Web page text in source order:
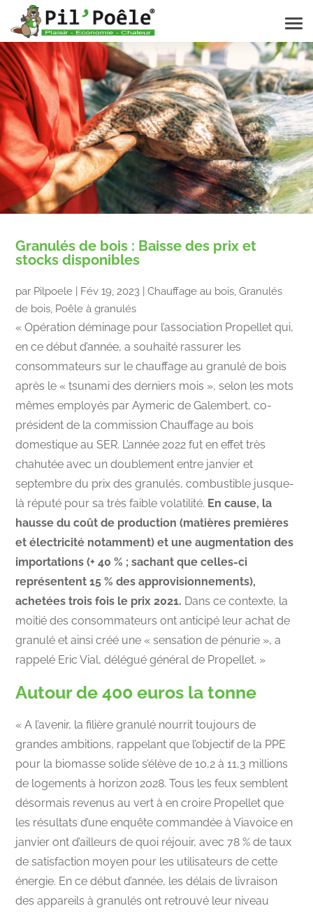
Granulés de bois : Baisse des prix et
stocks disponibles
par Pilpoele Fév 19, 2023 |Chauffage au bois,Granulés
de bois, Poêle à granulés
« Opération déminage pour l’association Propellet qui,
en ce début d’année, a souhaité rassurer les
consommateurs sur le chauffage au granulé de bois
après le « tsunami des derniers mois », selon les mots
mêmes employés par Aymeric de Galembert, co-
président de la commission Chauffage au bois
domestique au SER. L’année 2022 fut en effet très
chahutée avec un doublement entre janvier et
septembre du prix des granulés, combustible jusque-
là réputé pour sa très faible volatilité. En cause, la
hausse du coût de production (matières premières
et électricité notamment) et une augmentation des
importations (+ 40 % ; sachant que celles-ci
représentent 15 % des approvisionnements),
achetées trois fois le prix 2021. Dans ce contexte, la
moitié des consommateurs ont anticipé leur achat de
granulé et ainsi créé une « sensation de pénurie », a
rappelé Eric Vial, délégué général de Propellet. »
Autour de 400 euros la tonne
« A l’avenir, la filière granulé nourrit toujours de
grandes ambitions, rappelant que l’objectif de la PPE
pour la biomasse solide s’élève de 10,2 à 11,3 millions
de logements à horizon 2028. Tous les feux semblent
désormais revenus au vert à en croire Propellet que
les résultats d’une enquête commandée à Viavoice en
janvier ont d’ailleurs de quoi réjouir, avec 78 % de taux
de satisfaction moyen pour les utilisateurs de cette
énergie. En ce début d’année, les délais de livraison
des appareils à granulés ont retrouvé leur niveau